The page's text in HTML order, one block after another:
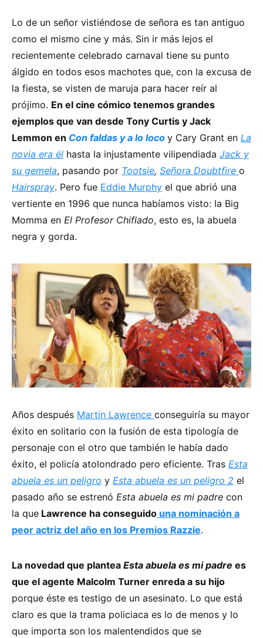
Lo de un señor vistiéndose de señora es tan antiguo
como el mismo cine y más. Sin ir más lejos el
recientemente celebrado carnaval tiene su punto
álgido en todos esos machotes que, con la excusa de
la fiesta, se visten de maruja para hacer reír al
prójimo. En el cine cómico tenemos grandes
ejemplos que van desde Tony Curtis y Jack
Lemmon en Con faldas y a lo loco y Cary Grant en La
novia era él hasta la injustamente vilipendiada Jack y
su gemela, pasando por Tootsie, Señora Doubtfire o
Hairspray. Pero fue Eddie Murphy el que abrió una
vertiente en 1996 que nunca habíamos visto: la Big
Momma en El Profesor Chiflado, esto es, la abuela
negra y gorda.
Años después Martin Lawrence conseguiría su mayor
éxito en solitario con la fusión de esta tipología de
personaje con el otro que también le había dado
éxito, el policía atolondrado pero eficiente. Tras Esta
abuela es un peligro y Esta abuela es un peligro 2 el
pasado año se estrenó Esta abuela es mi padre con
la que Lawrence ha conseguido una nominación a
peor actriz del año en los Premios Razzie.
La novedad que plantea Esta abuela es mi padre es
que el agente Malcolm Turner enreda a su hijo
porque éste es testigo de un asesinato. Lo que está
claro es que la trama policiaca es lo de menos y lo
que importa son los malentendidos que se